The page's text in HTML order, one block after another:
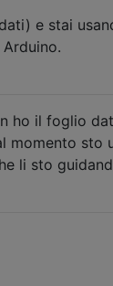
e stai
ho il foglio
momento sto
li sto